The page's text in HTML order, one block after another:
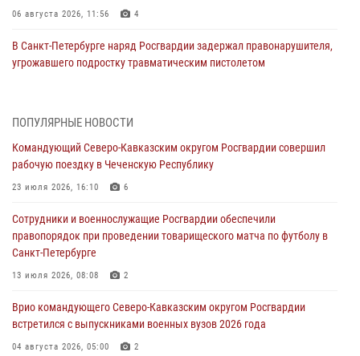
06 августа 2026, 11:56 4
В Санкт-Петербурге наряд Росгвардии задержал правонарушителя,
угрожавшего подростку травматическим пистолетом
В Зауралье при содействии СОБР Росгвардии ликвидирована
06 августа 2026, 11:27
В Москве росгвардейцы задержали троих мужчин, устроивших
06 августа 2026, 11:20
Взрывотехники Росгвардии на Ставрополье обезвредили снаряд
времен Великой Отечественной войны
Подвиги героев‑росгвардейцев увековечили в новой музейной
экспозиции белгородского музея‑диорамы «Курская битва.
ПОПУЛЯРНЫЕ НОВОСТИ
Командующий Северо-Кавказским округом Росгвардии совершил
рабочую поездку в Чеченскую Республику
23 июля 2026, 16:10 6
Сотрудники и военнослужащие Росгвардии обеспечили
правопорядок при проведении товарищеского матча по футболу в
Санкт-Петербурге
13 июля 2026, 08:08 2
Врио командующего Северо-Кавказским округом Росгвардии
встретился с выпускниками военных вузов 2026 года
04 августа 2026, 05:00 2